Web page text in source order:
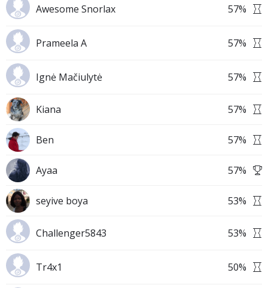
Awesome Snorlax 57%
Prameela A 57%
Ignė Mačiulytė 57%
Kiana 57%
Ben 57%
Ayaa 57%
seyive boya 53%
Challenger5843 53%
Tr4x1 50%